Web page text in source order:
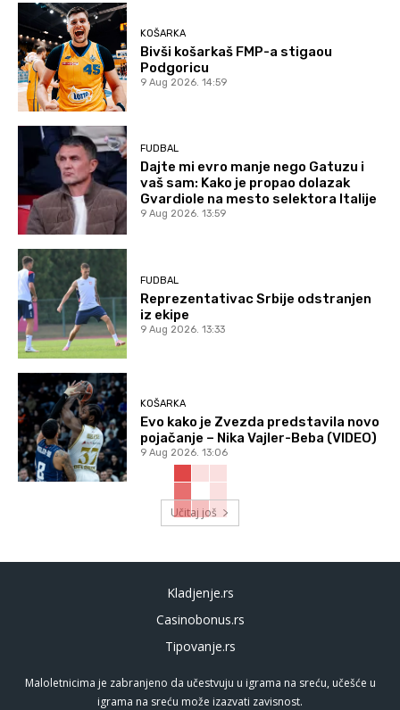
KOŠARKA
Bivši košarkaš FMP-a stigaou
Podgoricu
9 Aug 2026. 14:59
FUDBAL
Dajte mi evro manje nego Gatuzu i
vaš sam: Kako je propao dolazak
Gvardiole na mesto selektora Italije
9 Aug 2026. 13:59
FUDBAL
Reprezentativac Srbije odstranjen
iz ekipe
9 Aug 2026. 13:33
KOŠARKA
Evo kako je Zvezda predstavila novo
pojačanje – Nika Vajler-Beba (VIDEO)
9 Aug 2026. 13:06
Učitaj još
Kladjenje.rs
Casinobonus.rs
Tipovanje.rs
Maloletnicima je zabranjeno da učestvuju u igrama na sreću, učešće u
igrama na sreću može izazvati zavisnost.